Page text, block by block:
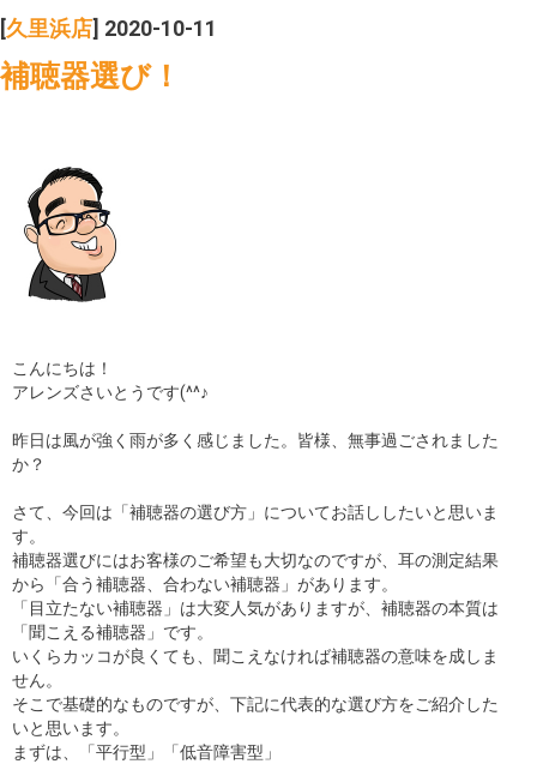
久里浜店 ] 2020-10-11
補聴器選び！
こんにちは！
アレンズさいとうです(^^♪
昨日は風が強く雨が多く感じました。皆様、無事過ごされました
か？
さて、今回は「補聴器の選び方」についてお話ししたいと思いま
す。
補聴器選びにはお客様のご希望も大切なのですが、耳の測定結果
から「合う補聴器、合わない補聴器」があります。
「目立たない補聴器」は大変人気がありますが、補聴器の本質は
「聞こえる補聴器」です。
いくらカッコが良くても、聞こえなければ補聴器の意味を成しま
せん。
そこで基礎的なものですが、下記に代表的な選び方をご紹介した
いと思います。
まずは、「平行型」「低音障害型」